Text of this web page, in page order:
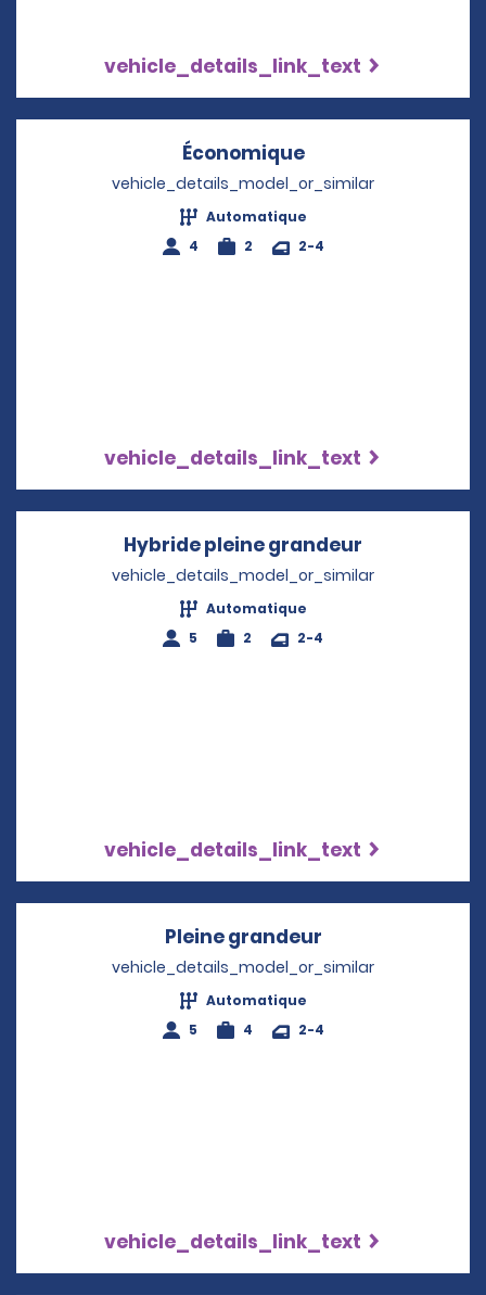
vehicle_details_link_text
ÉconomiqueOpens in a new
vehicle_details_model_or_similar
Automatique
4
2 2-4
vehicle_details_link_text
Hybride pleine grandeur
vehicle_details_model_or_similar
Automatique
5
2 2-4
vehicle_details_link_text
Pleine grandeur
vehicle_details_model_or_similar
Automatique
5
4 2-4
vehicle_details_link_text